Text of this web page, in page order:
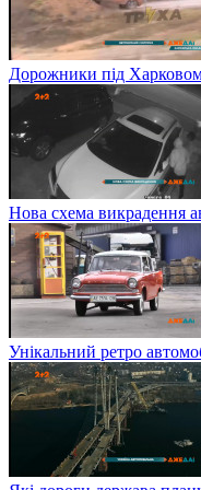
Дорожники під
Нова схема викрадення
Унікальний ретро